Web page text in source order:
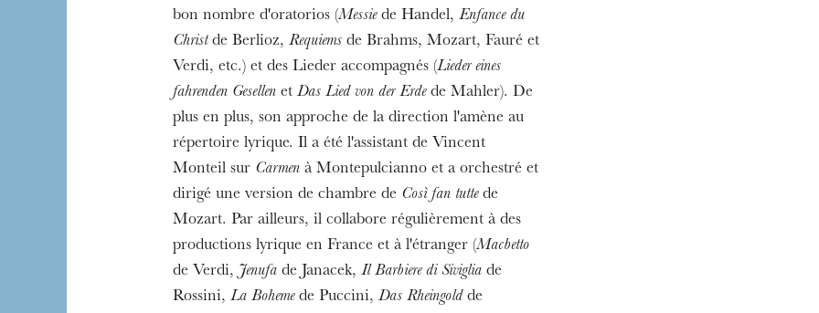
bon nombre d'oratorios (Messiede Handel, Enfance du
Christde Berlioz, Requiemsde Brahms, Mozart, Fauré et
Verdi, etc.) et des Lieder accompagnés (Lieder eines
fahrenden GesellenetDas Lied von der Erdede Mahler). De
plus en plus, son approche de la direction l'amène au
répertoire lyrique. Il a été l'assistant de Vincent
Monteil sur Carmenà Montepulcianno et a orchestré et
dirigé une version de chambre de Così fan tuttede
Mozart. Par ailleurs, il collabore régulièrement à des
productions lyrique en France et à l'étranger (Macbetto
de Verdi,Jenufade Janacek, Il Barbiere di Sivigliade
Rossini, La Bohemede Puccini,Das Rheingoldde